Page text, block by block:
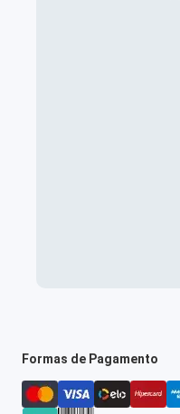
Formas de Pagamento